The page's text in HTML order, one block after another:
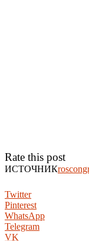
Rate this post
ИСТОЧНИК
Twitter
Pinterest
WhatsApp
Telegram
VK